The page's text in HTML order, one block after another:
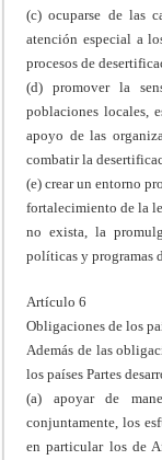
(c) ocuparse de las
atención especial a
procesos de
(d) promover la
poblaciones locales,
apoyo de las
combatir la
(e) crear un entorno
fortalecimiento de la
no exista, la
políticas y programas
Artículo 6
Obligaciones de los
Además de las
los países Partes
(a) apoyar de
conjuntamente, los
en particular los de